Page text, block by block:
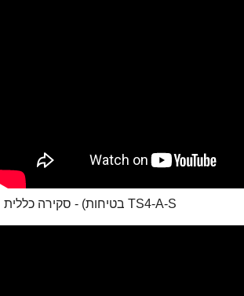
TS4-A-S בטיחות) - סקירה כללית